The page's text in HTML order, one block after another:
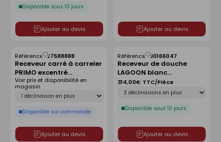
Disponible sous 10 jours
Ajouter au devis Ajouter au devis
Receveur carré à carreler
PRIMO excentré
polystyrène extrudé
haut.4cm larg.120cm
long.120cm
Référence :27588888
Déclinaison
Disponible sur commande
Voir prix et disponibilité en
magasin
Ajouter au devis
Enregistrer
comme
liste
Receveur de douche
LAGOON blanc
antidérapant - 90 x 90
cm
Référence :30166047
Disponible sous 10 jours
314,00€ TTC/Pièce
Ajouter au devis
Enregistrer
comme
liste